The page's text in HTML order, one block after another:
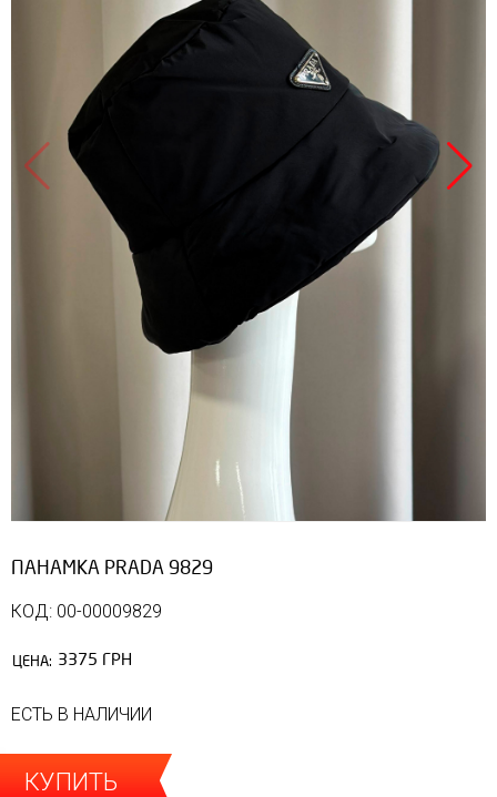
ПАНАМКА PRADA 9829
КОД: 00-00009829
ЦЕНА: 3375 ГРН
ЕСТЬ В НАЛИЧИИ
КУПИТЬ